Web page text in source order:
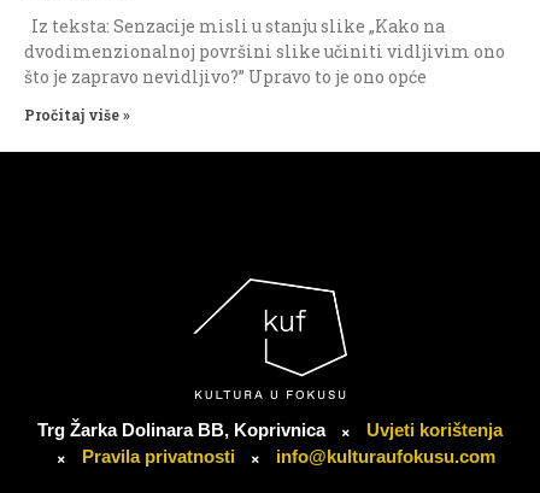
Iz teksta: Senzacije misli u stanju slike „Kako na
dvodimenzionalnoj površini slike učiniti vidljivim ono
što je zapravo nevidljivo?” Upravo to je ono opće
Pročitaj više »
Trg Žarka Dolinara BB, Koprivnica
Uvjeti korištenja
Pravila privatnosti
info@kulturaufokusu.com